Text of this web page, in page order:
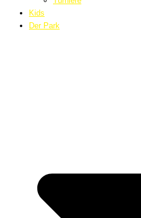
Kids
Der Park